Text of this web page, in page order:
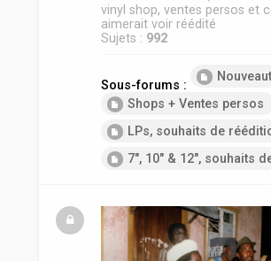
vinyl shop, ventes persos et
aimerait voir réédité
Sujets : 992
Sous-forums :
Shops + Ventes persos
LPs, souhaits de
7", 10" & 12", souhaits